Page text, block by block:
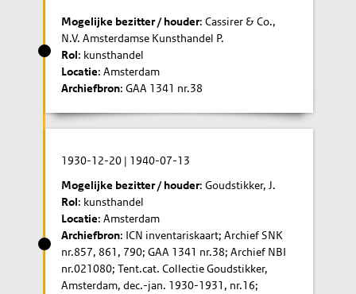
Mogelijke bezitter / houder: Cassirer & Co.,
N.V. Amsterdamse Kunsthandel P.
Rol: kunsthandel
Locatie: Amsterdam
Archiefbron: GAA 1341 nr.38
1930-12-20 | 1940-07-13
Mogelijke bezitter / houder: Goudstikker, J.
Rol: kunsthandel
Locatie: Amsterdam
Archiefbron: ICN inventariskaart; Archief SNK
nr.857, 861, 790; GAA 1341 nr.38; Archief NBI
nr.021080; Tent.cat. Collectie Goudstikker,
Amsterdam, dec.-jan. 1930-1931, nr.16;